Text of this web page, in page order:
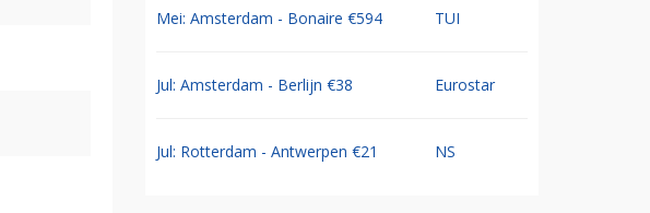
Mei: Amsterdam - Bonaire €594 TUI
Jul: Amsterdam - Berlijn €38 Eurostar
Jul: Rotterdam - Antwerpen €21 NS